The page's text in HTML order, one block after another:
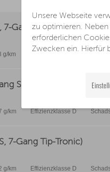
7-Gang Tip-Tronic)
g/km
Schaltgetriebe)
g/km Effizienzklasse D
7-Gang Tip-Tronic)
g/km Effizienzklasse D
Unsere Webseite
zu optimieren.
erforderlichen
Zwecken ein. Hierfür